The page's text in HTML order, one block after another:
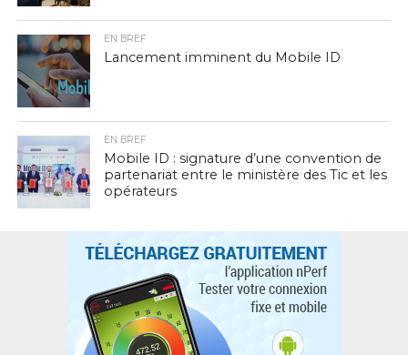
EN BREF
Lancement imminent du Mobile ID
EN BREF
Mobile ID : signature d’une convention de
partenariat entre le ministère des Tic et les
opérateurs